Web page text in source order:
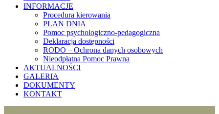
INFORMACJE
Procedura kierowania
PLAN DNIA
Pomoc psychologiczno-pedagogiczna
Deklaracja dostępności
RODO – Ochrona danych osobowych
Nieodpłatna Pomoc Prawna
AKTUALNOŚCI
GALERIA
DOKUMENTY
KONTAKT